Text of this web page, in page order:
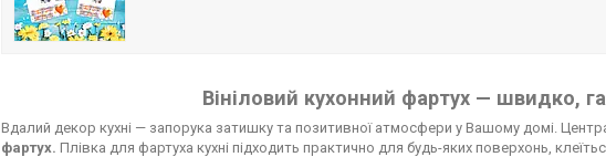
Вініловий кухонний фартух — швидко,
Вдалий декор кухні — запорука затишку та позитивної атмосфери у Вашому домі.
фартух. Плівка для фартуха кухні підходить практично для будь-яких поверхонь,